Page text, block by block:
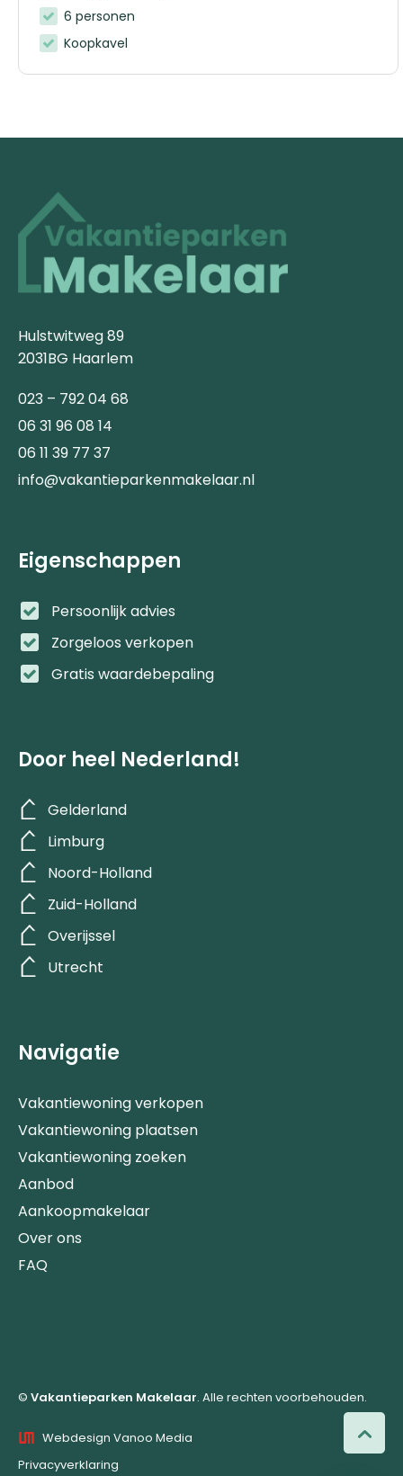
6 personen
Koopkavel
Hulstwitweg 89
2031BG Haarlem
023 – 792 04 68
06 31 96 08 14
06 11 39 77 37
info@vakantieparkenmakelaar.nl
Eigenschappen
Persoonlijk advies
Zorgeloos verkopen
Gratis waardebepaling
Door heel Nederland!
Gelderland
Limburg
Noord-Holland
Zuid-Holland
Overijssel
Utrecht
Navigatie
Vakantiewoning verkopen
Vakantiewoning plaatsen
Vakantiewoning zoeken
Aanbod
Aankoopmakelaar
Over ons
FAQ
© Vakantieparken Makelaar. Alle rechten voorbehouden.
Webdesign Vanoo Media
Privacyverklaring